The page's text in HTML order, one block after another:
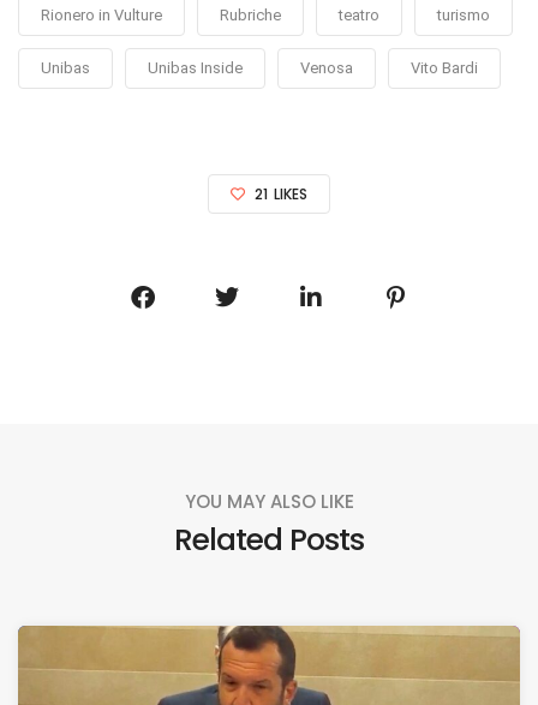
Rionero in Vulture Rubriche teatro turismo
Unibas Unibas Inside Venosa Vito Bardi
21 LIKES
YOU MAY ALSO LIKE
Related Posts